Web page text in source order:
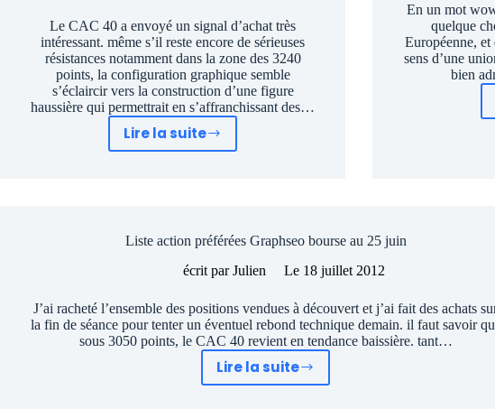
consolidation
de
la
bourse
Le CAC 40 a envoyé un signal d’achat très
intéressant. même s’il reste encore de sérieuses
résistances notamment dans la zone des 3240
points, la configuration graphique semble
s’éclaircir vers la construction d’une figure
haussière qui permettrait en s’affranchissant des…
Lire la suite
Watch
actions
préférées
le
mois
de
En un mot
quelque
Européenne,
sens d’une
bien
Liste action préférées Graphseo bourse au 25 juin
écrit par Julien Le 18 juillet 2012
J’ai racheté l’ensemble des positions vendues à découvert et j’ai fait des achats
la fin de séance pour tenter un éventuel rebond technique demain. il faut savoir
sous 3050 points, le CAC 40 revient en tendance baissière. tant…
Lire la suite
Liste